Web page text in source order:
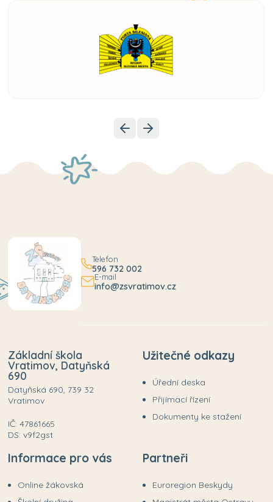
Telefon
596 732 002
E-mail
info@zsvratimov.cz
Základní škola
Vratimov, Datyňská
690
Datyňská 690, 739 32
Vratimov
IČ: 47861665
DS: v9f2gst
Užitečné odkazy
Úřední deska
Přijímací řízení
Dokumenty ke stažení
Informace pro vás
Online žákovská
Partneři
Euroregion Beskydy